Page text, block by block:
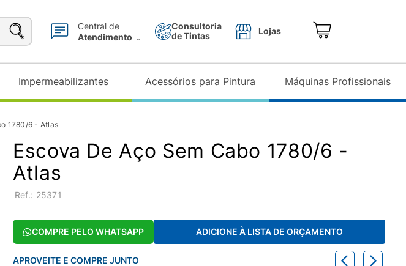
Central de
Atendimento
Consultoria
de Tintas
Lojas
Impermeabilizantes Acessórios para Pintura Máquinas Profissionais
1780/6 - Atlas
Escova De Aço Sem Cabo 1780/6 -
Atlas
: 25371
COMPRE PELO WHATSAPP ADICIONE À LISTA DE ORÇAMENTO
APROVEITE E COMPRE JUNTO